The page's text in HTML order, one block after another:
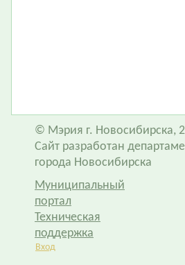
© Мэрия г. Новосибирска,
Сайт разработан
города Новосибирска
Муниципальный
портал
Техническая
поддержка
Вход